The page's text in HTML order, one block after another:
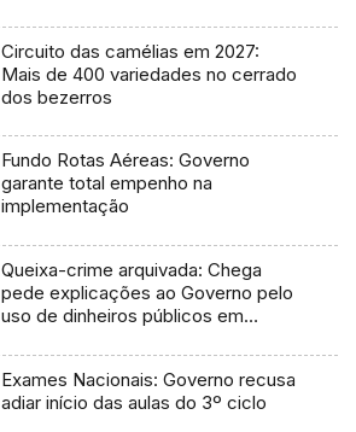
Circuito das camélias em 2027:
Mais de 400 variedades no cerrado
dos bezerros
Fundo Rotas Aéreas: Governo
garante total empenho na
implementação
Queixa-crime arquivada: Chega
pede explicações ao Governo pelo
uso de dinheiros públicos em
Exames Nacionais: Governo recusa
adiar início das aulas do 3º ciclo